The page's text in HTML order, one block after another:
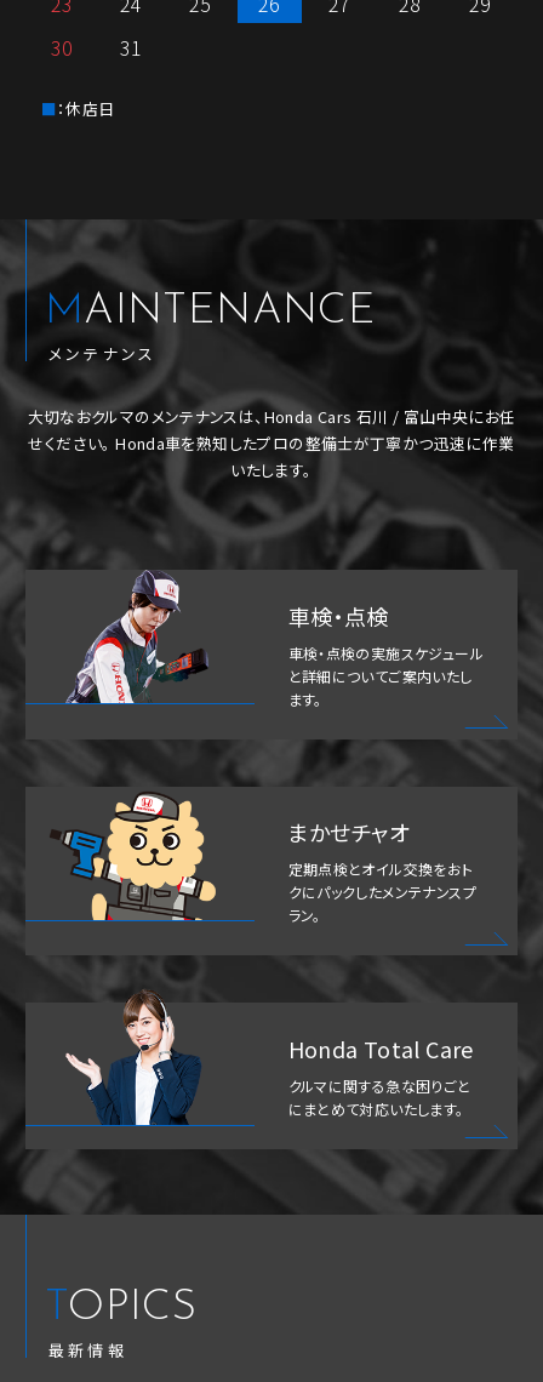
30
31
：休店日
MAINTENANCE
メンテナンス
大切なおクルマのメンテナンスは、Honda Cars 石川 / 富山中央にお任
せください。 Honda車を熟知したプロの整備士が丁寧かつ迅速に作業
いたします。
車検・点検
車検・点検の実施スケジュール
と詳細についてご案内いたし
ます。
まかせチャオ
定期点検とオイル交換をおト
クにパックしたメンテナンスプ
ラン。
Honda Total Care
クルマに関する急な困りごと
にまとめて対応いたします。
TOPICS
最新情報